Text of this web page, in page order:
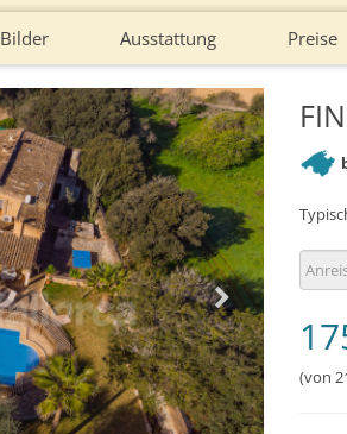
Bilder Ausstattung Preise
(von